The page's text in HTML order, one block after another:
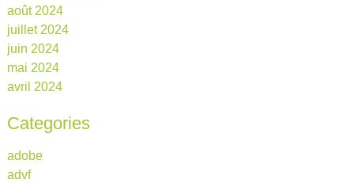
août 2024
juillet 2024
juin 2024
mai 2024
avril 2024
Categories
adobe
advf